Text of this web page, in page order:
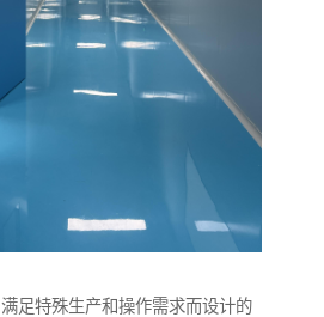
足特殊生产和操作需求而设计的